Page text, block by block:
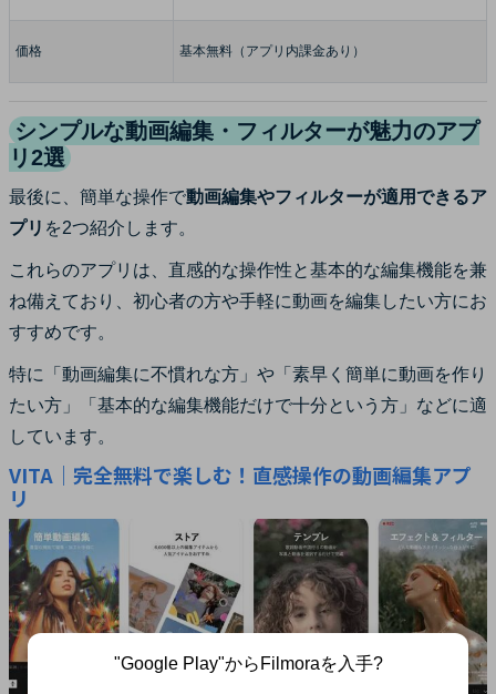
価格 基本無料（アプリ内課金あり）
シンプルな動画編集・フィルターが魅力のアプ
リ2選
最後に、簡単な操作で動画編集やフィルターが適用できるア
プリ を2つ紹介します。
これらのアプリは、直感的な操作性と基本的な編集機能を兼
ね備えており、初心者の方や手軽に動画を編集したい方にお
すすめです。
特に「動画編集に不慣れな方」や「素早く簡単に動画を作り
たい方」「基本的な編集機能だけで十分という方」などに適
しています。
VITA｜完全無料で楽しむ！直感操作の動画編集アプ
リ
"Google Play"からFilmoraを入手?